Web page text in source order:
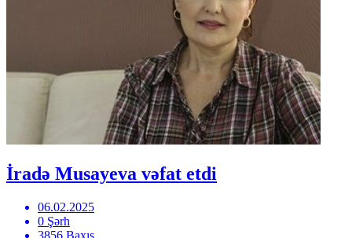
İradə Musayeva vəfat etdi
06.02.2025
0 Şərh